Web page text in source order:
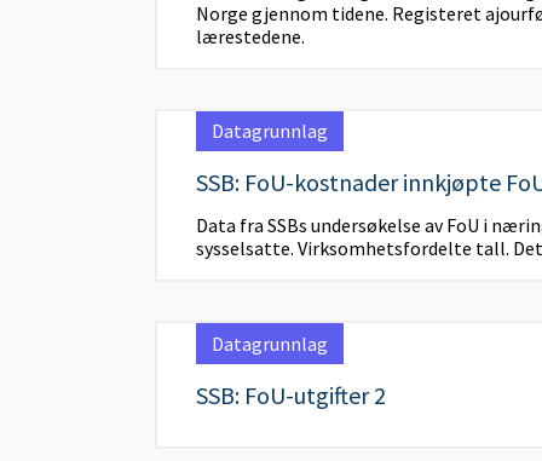
Norge gjennom tidene. Registeret
lærestedene.
Datagrunnlag
SSB: FoU-kostnader innkjøpte
Data fra SSBs undersøkelse av FoU i
sysselsatte. Virksomhetsfordelte tall.
Datagrunnlag
SSB: FoU-utgifter 2